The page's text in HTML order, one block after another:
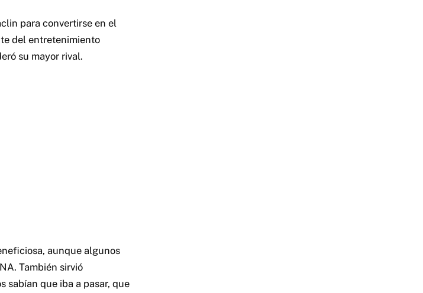
para convertirse en el
del entretenimiento
su mayor rival.
aunque algunos
También sirvió
sabían que iba a pasar, que